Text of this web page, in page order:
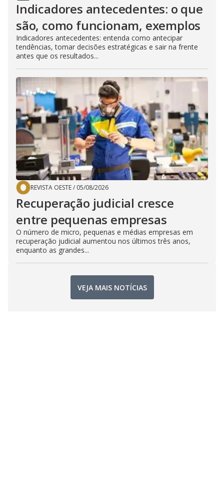
Indicadores antecedentes: o que
são, como funcionam, exemplos
Indicadores antecedentes: entenda como antecipar
tendências, tomar decisões estratégicas e sair na frente
antes que os resultados...
REVISTA OESTE/ 05/08/2026
Recuperação judicial cresce
entre pequenas empresas
O número de micro, pequenas e médias empresas em
recuperação judicial aumentou nos últimos três anos,
enquanto as grandes...
VEJA MAIS NOTÍCIAS